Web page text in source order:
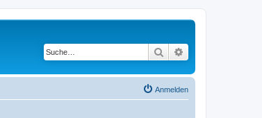
Suche
Anmelden